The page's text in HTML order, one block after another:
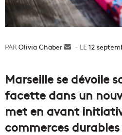
Olivia Chaber
Envoyer
12
Marseille se dévoile
facette dans un
met en avant
commerces